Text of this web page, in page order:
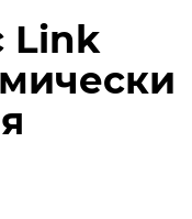
Link